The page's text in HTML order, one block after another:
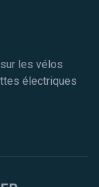
les vélos
électriques